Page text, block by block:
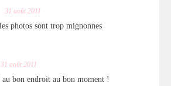
31 août 2011
photos sont trop mignonnes
31 août 2011
bon endroit au bon moment !